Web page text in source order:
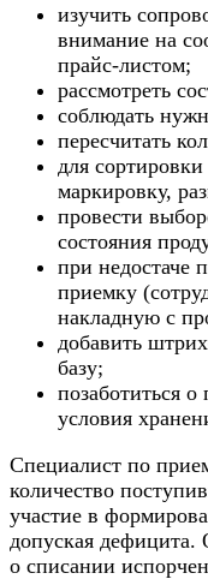
изучить
внимание на
прайс-листом;
рассмотреть
соблюдать
пересчитать
для
маркировку,
провести
состояния
при недостаче
приемку
накладную с
добавить
базу;
позаботиться о
условия
Специалист по
количество
участие в
допуская дефицита.
о списании